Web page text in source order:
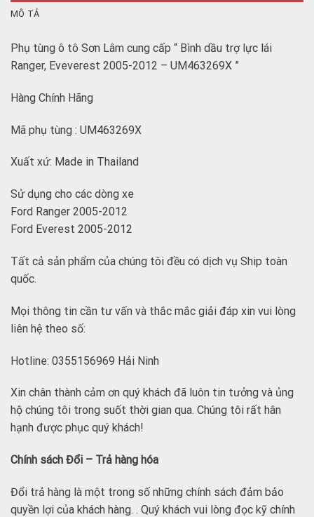
MÔ TẢ
Phụ tùng ô tô Sơn Lâm cung cấp “ Bình dầu trợ lực lái
Ranger, Eveverest 2005-2012 – UM463269X ”
Hàng Chính Hãng
Mã phụ tùng : UM463269X
Xuất xứ: Made in Thailand
Sử dụng cho các dòng xe
Ford Ranger 2005-2012
Ford Everest 2005-2012
Tất cả sản phẩm của chúng tôi đều có dịch vụ Ship toàn
quốc.
Mọi thông tin cần tư vấn và thắc mắc giải đáp xin vui lòng
liên hệ theo số:
Hotline: 0355156969 Hải Ninh
Xin chân thành cảm ơn quý khách đã luôn tin tưởng và ủng
hộ chúng tôi trong suốt thời gian qua. Chúng tôi rất hân
hạnh được phục quý khách!
Chính sách Đổi – Trả hàng hóa
Đổi trả hàng là một trong số những chính sách đảm bảo
quyền lợi của khách hàng. . Quý khách vui lòng đọc kỹ chính